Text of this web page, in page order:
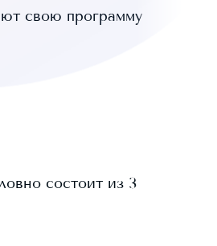
свою программу
состоит из 3